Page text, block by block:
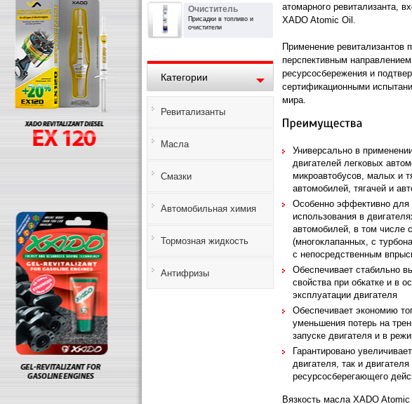
Очиститель
Присадки в топливо и
очистители
Категории
Ревитализанты
Масла
Смазки
Автомобильная химия
Тормозная жидкость
Антифризы
атомарного ревитализанта,
XADO Atomic Oil.
Применение ревитализантов
перспективным
ресурсосбережения и
сертификационными
мира.
Универсально в
двигателей легковых
микроавтобусов, малых и
автомобилей, тягачей и
Особенно эффективно для
использования в
автомобилей, в том числе
(многоклапанных, с
с непосредственным
Обеспечивает стабильно
свойства при обкатке и в
эксплуатации двигателя
Обеспечивает экономию
уменьшения потерь на
запуске двигателя и в
Гарантировано
двигателя, так и
ресурсосберегающего
Вязкость масла XADO